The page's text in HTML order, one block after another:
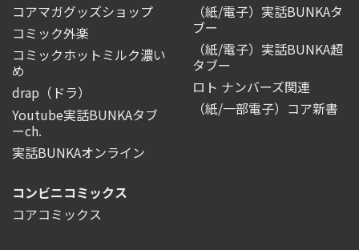
コアマガグッズショップ
コミック外楽
コミックホットミルク濃い
め
drap（ドラ）
Youtube実話BUNKAタブ
ーch.
実話BUNKAオンライン
（紙/電子）実話BUNKAタ
ブー
（紙/電子）実話BUNKA超
タブー
ロト ナンバーズ関連
（紙/一部電子）コア新書
コンビニコミックス
コアコミックス